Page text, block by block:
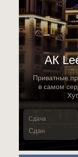
Сдан
Сдача
Приватные
в самом
АК